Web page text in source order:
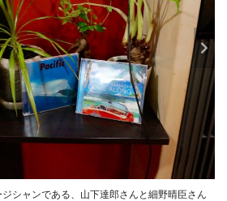
シャンである、山下達郎さんと細野晴臣さん